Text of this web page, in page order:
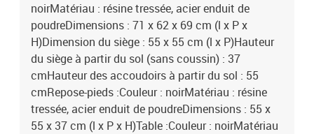
noirMatériau : résine tressée, acier enduit de
poudreDimensions : 71 x 62 x 69 cm (l x P x
H)Dimension du siège : 55 x 55 cm (l x P)Hauteur
du siège à partir du sol (sans coussin) : 37
cmHauteur des accoudoirs à partir du sol : 55
cmRepose-pieds :Couleur : noirMatériau : résine
tressée, acier enduit de poudreDimensions : 55 x
55 x 37 cm (l x P x H)Table :Couleur : noirMatériau